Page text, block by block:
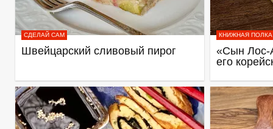
СДЕЛАЙ САМ
Швейцарский сливовый пирог
КНИЖНАЯ ПОЛКА
«Сын Лос-
его